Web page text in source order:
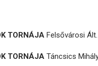
TORNÁJA Felsővárosi
TORNÁJA Táncsics